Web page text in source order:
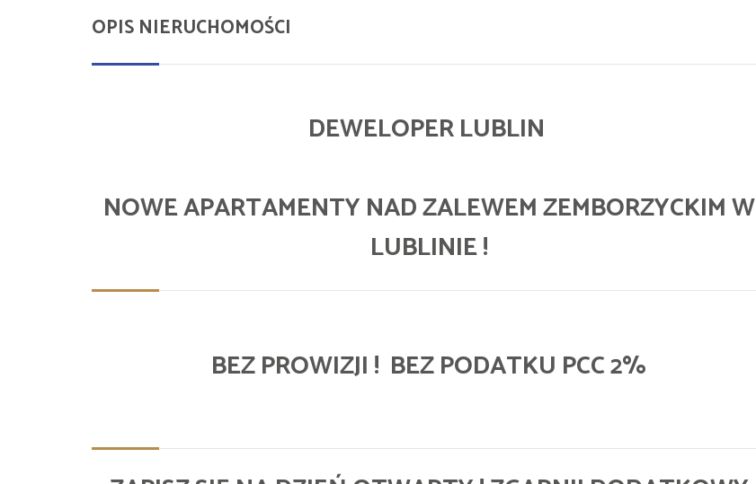
OPIS NIERUCHOMOŚCI
DEWELOPER LUBLIN
NOWE APARTAMENTY NAD ZALEWEM ZEMBORZYCKIM W
LUBLINIE !
BEZ PROWIZJI ! BEZ PODATKU PCC 2%